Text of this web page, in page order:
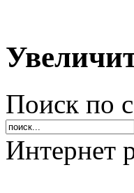
Поиск по
Интернет